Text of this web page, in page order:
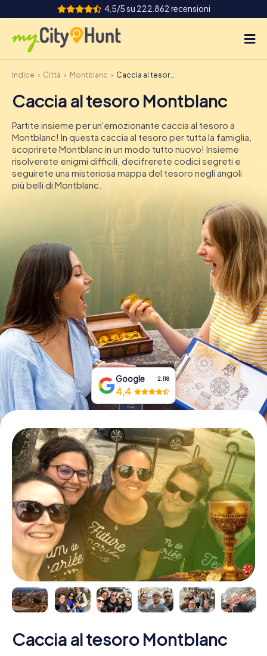
4,5/5 su 222.862 recensioni
Come funziona
Città
Tour
Team Building
Biglietti
DE
IE
IT
Prenota Biglietti
Acquista i Voucher
Indice Città Montblanc Caccia al tesoro Montblanc
Caccia al tesoro Montblanc
Partite insieme per un'emozionante caccia al tesoro a
Montblanc! In questa caccia al tesoro per tutta la famiglia,
scoprirete Montblanc in un modo tutto nuovo! Insieme
risolverete enigmi difficili, decifrerete codici segreti e
seguirete una misteriosa mappa del tesoro negli angoli
più belli di Montblanc.
Google 2.118
4,4
Caccia al tesoro Montblanc